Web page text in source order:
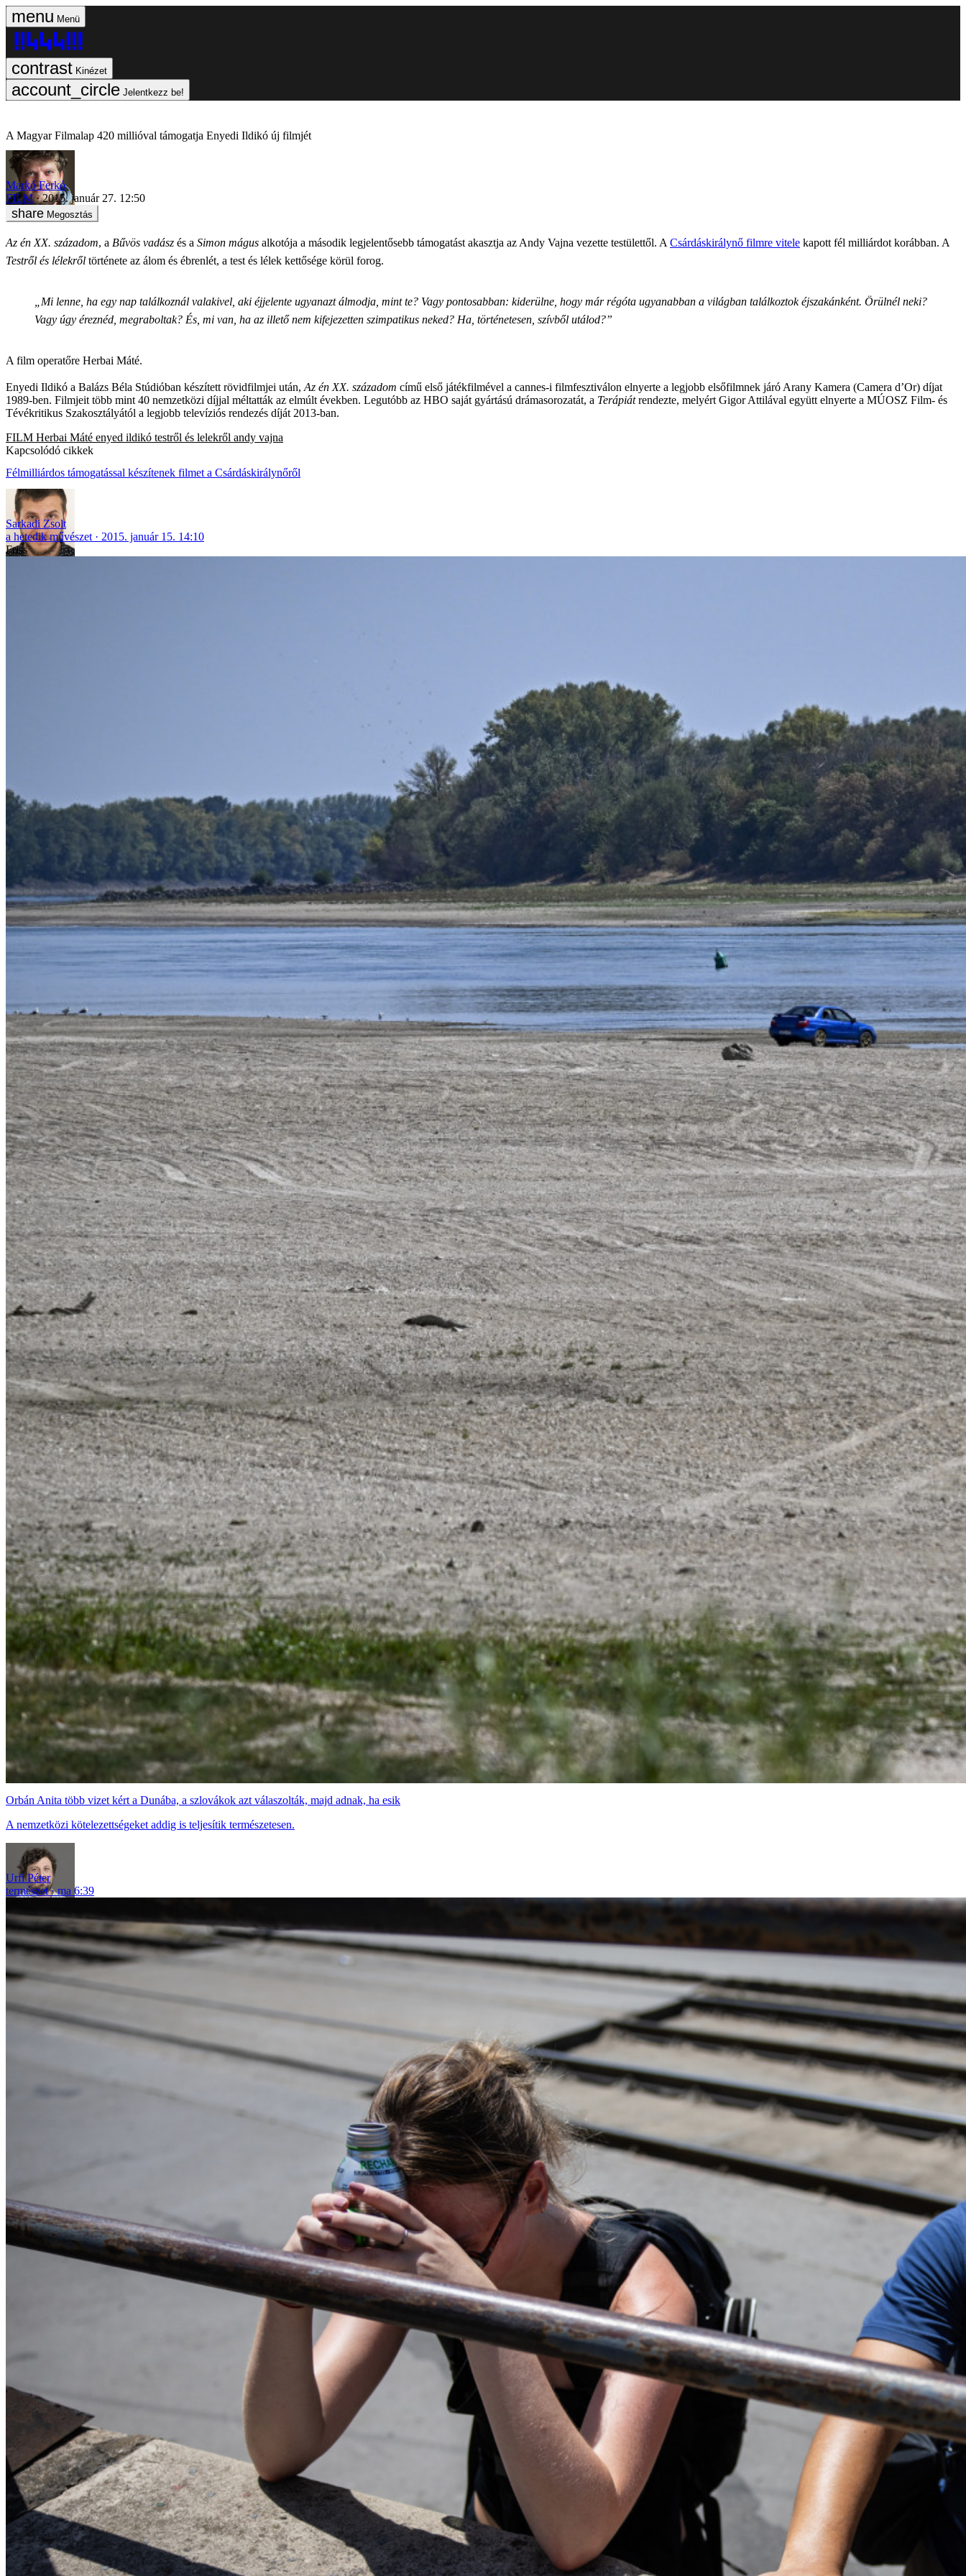
Menü
Kinézet
Jelentkezz be!
A Magyar Filmalap 420 millióval támogatja Enyedi Ildikó új filmjét
Markó Ferkó
FILM
2015. január 27. 12:50
Megosztás
Az én XX. századom, a Bűvös vadász és a Simon mágus alkotója a második legjelentősebb támogatást akasztja az Andy Vajna vezette testülettől. A Csárdáskirálynő filmre vitele kapott fél milliárdot korábban. A
Testről és lélekről története az álom és ébrenlét, a test és lélek kettősége körül forog.
„Mi lenne, ha egy nap találkoznál valakivel, aki éjjelente ugyanazt álmodja, mint te? Vagy pontosabban: kiderülne, hogy már régóta ugyanabban a világban találkoztok éjszakánként. Örülnél neki?
Vagy úgy éreznéd, megraboltak? És, mi van, ha az illető nem kifejezetten szimpatikus neked? Ha, történetesen, szívből utálod?”
A film operatőre Herbai Máté.
Enyedi Ildikó a Balázs Béla Stúdióban készített rövidfilmjei után, Az én XX. századom című első játékfilmével a cannes-i filmfesztiválon elnyerte a legjobb elsőfilmnek járó Arany Kamera (Camera d’Or) díjat
1989-ben. Filmjeit több mint 40 nemzetközi díjjal méltatták az elmúlt években. Legutóbb az HBO saját gyártású drámasorozatát, a Terápiátrendezte, melyért Gigor Attilával együtt elnyerte a MÚOSZ Film- és
Tévékritikus Szakosztályától a legjobb televíziós rendezés díját 2013-ban.
FILM Herbai Máté enyed ildikó testről és lelekről andy vajna
Kapcsolódó cikkek
Félmilliárdos támogatással készítenek filmet a Csárdáskirálynőről
Sarkadi Zsolt
a hetedik művészet
2015. január 15. 14:10
Friss
Orbán Anita több vizet kért a Dunába, a szlovákok azt válaszolták, majd adnak, ha esik
A nemzetközi kötelezettségeket addig is teljesítik természetesen.
Urfi Péter
természet
ma 6:39